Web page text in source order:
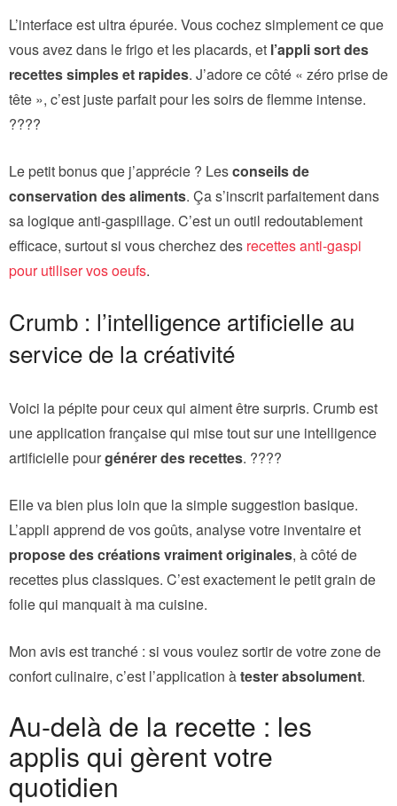
L’interface est ultra épurée. Vous cochez simplement ce que
vous avez dans le frigo et les placards, et l’appli sort des
recettes simples et rapides. J’adore ce côté « zéro prise de
tête », c’est juste parfait pour les soirs de flemme intense.
????
Le petit bonus que j’apprécie ? Lesconseils de
conservation des aliments. Ça s’inscrit parfaitement dans
sa logique anti-gaspillage. C’est un outil redoutablement
efficace, surtout si vous cherchez des recettes anti-gaspi
pour utiliser vos oeufs.
Crumb : l’intelligence artificielle au
service de la créativité
Voici la pépite pour ceux qui aiment être surpris. Crumb est
une application française qui mise tout sur une intelligence
artificielle pourgénérer des recettes. ????
Elle va bien plus loin que la simple suggestion basique.
L’appli apprend de vos goûts, analyse votre inventaire et
propose des créations vraiment originales, à côté de
recettes plus classiques. C’est exactement le petit grain de
folie qui manquait à ma cuisine.
Mon avis est tranché : si vous voulez sortir de votre zone de
confort culinaire, c’est l’application àtester absolument.
Au-delà de la recette : les
applis qui gèrent votre
quotidien